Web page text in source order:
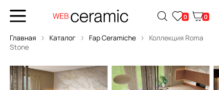
0 0
Главная Каталог Fap Ceramiche
Коллекция Roma
Stone